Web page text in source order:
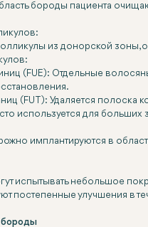
бороды пациента
из донорской
(FUE): Отдельные
(FUT): Удаляется полоска
используется для больших
имплантируются в
испытывать небольшое
постепенные улучшения в
бороды